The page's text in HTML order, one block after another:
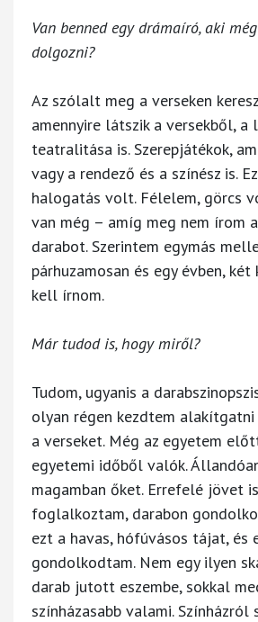
Van benned egy drámaíró, aki
dolgozni?
Az szólalt meg a verseken
amennyire látszik a versekből, a
teatralitása is. Szerepjátékok,
vagy a rendező és a színész is.
halogatás volt. Félelem, görcs
van még – amíg meg nem írom
darabot. Szerintem egymás
párhuzamosan és egy évben,
kell írnom.
Már tudod is, hogy miről?
Tudom, ugyanis a
olyan régen kezdtem alakítgatni
a verseket. Még az egyetem
egyetemi időből valók.
magamban őket. Errefelé jövet
foglalkoztam, darabon
ezt a havas, hófúvásos tájat, és
gondolkodtam. Nem egy ilyen
darab jutott eszembe, sokkal
színházasabb valami. Színházról